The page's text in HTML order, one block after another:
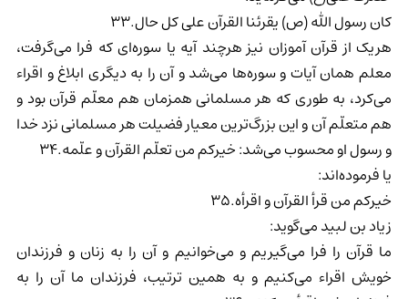
کان رسول الله (ص) یقرئنا القرآن علی کل حال.33
هریک از قرآن آموزان نیز هرچند آیه یا سوره‌ای که فرا می‌گرفت،
معلم همان آیات و سوره‌ها می‌شد و آن را به دیگری ابلاغ و اقراء
می‌کرد، به طوری که هر مسلمانی همزمان هم معلّم قرآن بود و
هم متعلّم آن و این بزرگ‌ترین معیار فضیلت هر مسلمانی نزد خدا
و رسول او محسوب می‌شد: خیرکم من تعلّم القرآن و علّمه.34
یا فرموده‌اند:
خیرکم من قرأ القرآن و اقرأه.35
زیاد بن لبید می‌گوید:
ما قرآن را فرا می‌گیریم و می‌خوانیم و آن را به زنان و فرزندان
خویش اقراء می‌کنیم و به همین ترتیب، فرزندان ما آن را به